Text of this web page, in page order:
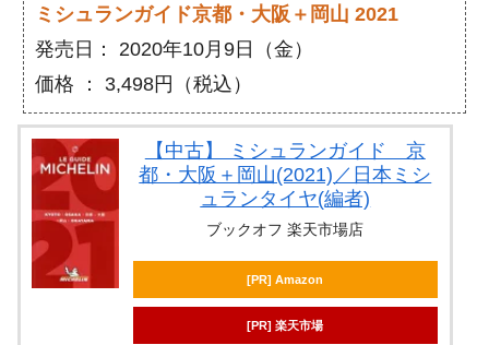
ミシュランガイド京都・大阪＋岡山 2021
発売日： 2020年10月9日（金）
価格 ： 3,498円（税込）
【中古】 ミシュランガイド 京
都・大阪＋岡山(2021)／日本ミシ
ュランタイヤ(編者)
ブックオフ 楽天市場店
[PR] Amazon
[PR] 楽天市場